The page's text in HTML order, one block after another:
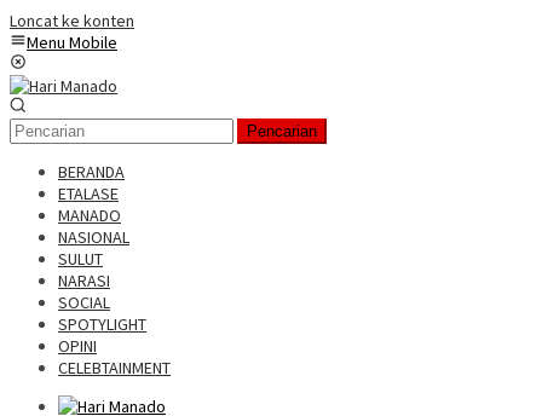
Loncat ke konten
Menu Mobile
Pencarian
BERANDA
ETALASE
MANADO
NASIONAL
SULUT
NARASI
SOCIAL
SPOTYLIGHT
OPINI
CELEBTAINMENT